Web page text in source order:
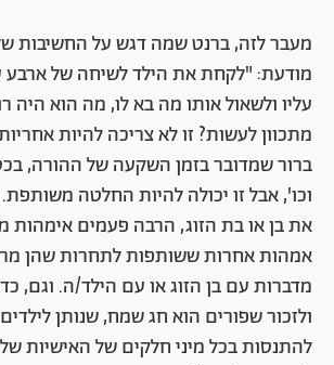
מעבר לזה, ברנט שמה דגש על החשיבות
מודעת: "לקחת את הילד לשיחה של ארבע
עליו ולשאול אותו מה בא לו, מה הוא היה
מתכוון לעשות? זו לא צריכה להיות
ברור שמדובר בזמן השקעה של ההורה,
וכו', אבל זו יכולה להיות החלטה
את בן או בת הזוג, הרבה פעמים אימהות
אמהות אחרות ששותפות לתחרות שהן
מדברות עם בן הזוג או עם הילד/ה. וגם,
ולזכור שפורים הוא חג שמח, שנותן
להתנסות בכל מיני חלקים של האישיות